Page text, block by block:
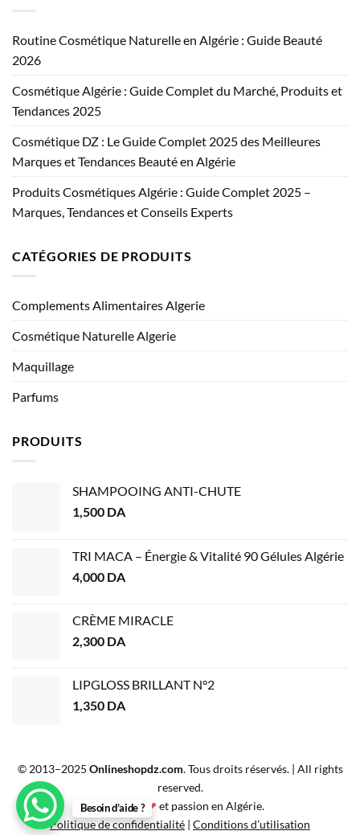
Routine Cosmétique Naturelle en Algérie : Guide Beauté
2026
Cosmétique Algérie : Guide Complet du Marché, Produits et
Tendances 2025
Cosmétique DZ : Le Guide Complet 2025 des Meilleures
Marques et Tendances Beauté en Algérie
Produits Cosmétiques Algérie : Guide Complet 2025 –
Marques, Tendances et Conseils Experts
CATÉGORIES DE PRODUITS
Complements Alimentaires Algerie
Cosmétique Naturelle Algerie
Maquillage
Parfums
PRODUITS
SHAMPOOING ANTI-CHUTE
1,500 DA
TRI MACA – Énergie & Vitalité 90 Gélules Algérie
4,000 DA
CRÈME MIRACLE
2,300 DA
LIPGLOSS BRILLANT N°2
1,350 DA
© 2013–2025 Onlineshopdz.com. Tous droits réservés. | All rights
reserved.
Créé avec ❤ et passion en Algérie.
Politique de confidentialité | Conditions d’utilisation
Besoin d’aide ?